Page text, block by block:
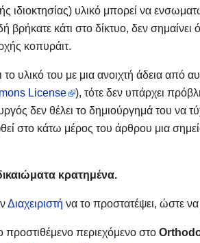
υλικό μπορεί να
βρήκατε κάτι στο δίκτυο, δεν σημαίνει
κοπυράιτ.
υλικό του με μια ανοιχτή άδεια από
License
), τότε δεν υπάρχει
δεν θέλει το δημιούργημά του να
στο κάτω μέρος του άρθρου μια
κρατημένα.
Διαχειριστή να το προστατέψει, ώστε να
προστιθέμενο περιεχόμενο στο